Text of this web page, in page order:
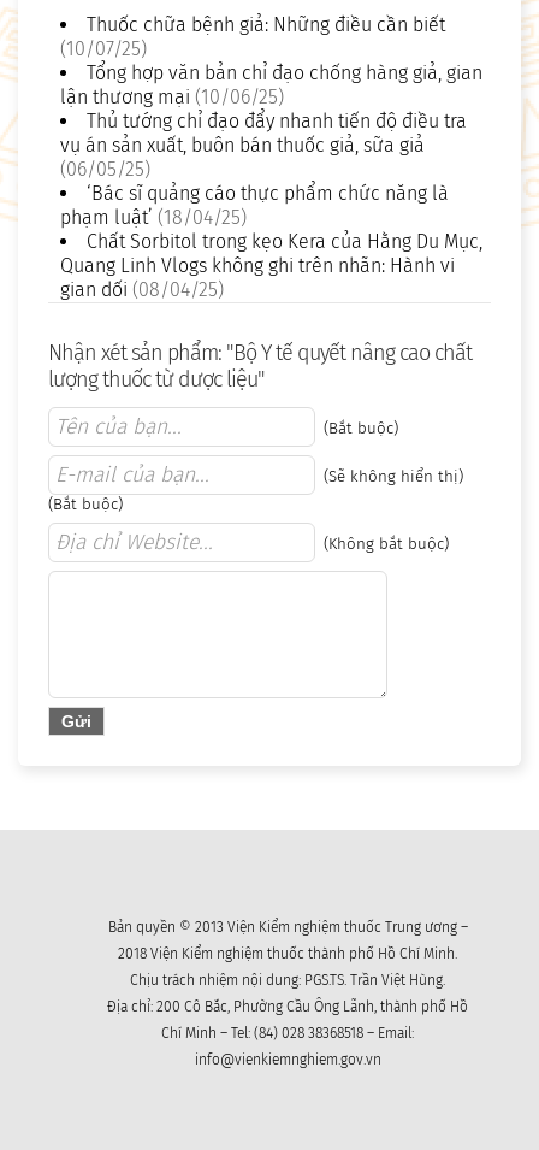
Thuốc chữa bệnh giả: Những điều cần biết
(10/07/25)
Tổng hợp văn bản chỉ đạo chống hàng giả, gian
lận thương mại (10/06/25)
Thủ tướng chỉ đạo đẩy nhanh tiến độ điều tra
vụ án sản xuất, buôn bán thuốc giả, sữa giả
(06/05/25)
‘Bác sĩ quảng cáo thực phẩm chức năng là
phạm luật’ (18/04/25)
Chất Sorbitol trong kẹo Kera của Hằng Du Mục,
Quang Linh Vlogs không ghi trên nhãn: Hành vi
gian dối (08/04/25)
Nhận xét sản phẩm: "Bộ Y tế quyết nâng cao chất
lượng thuốc từ dược liệu"
(Bắt buộc)
(Sẽ không hiển thị)
(Bắt buộc)
(Không bắt buộc)
Bản quyền © 2013 Viện Kiểm nghiệm thuốc Trung ương –
2018 Viện Kiểm nghiệm thuốc thành phố Hồ Chí Minh.
Chịu trách nhiệm nội dung: PGS.TS. Trần Việt Hùng.
Địa chỉ: 200 Cô Bắc, Phường Cầu Ông Lãnh, thành phố Hồ
Chí Minh – Tel: (84) 028 38368518 – Email:
info@vienkiemnghiem.gov.vn